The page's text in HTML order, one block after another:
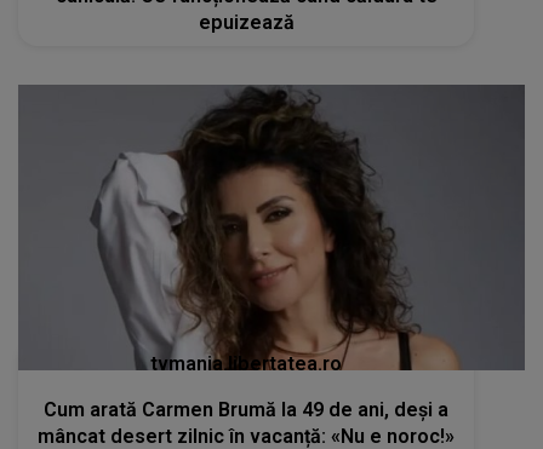
epuizează
tvmania.libertatea.ro
Cum arată Carmen Brumă la 49 de ani, deși a
mâncat desert zilnic în vacanță: «Nu e noroc!»